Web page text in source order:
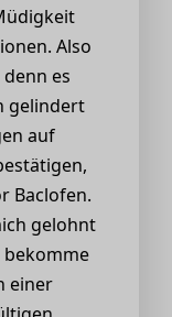
Also
es
gelindert
auf
Baclofen.
gelohnt
bekomme
einer